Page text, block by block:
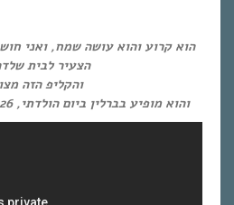
הוא קרוע והוא עושה שמח, ואני
הצעיר לבית
והקליפ הזה
והוא מופיע בברלין ביום הולדתי, 26 באוקטובר לשנת 2018.